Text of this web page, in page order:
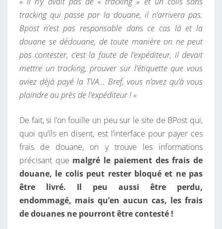
tracking qui passe par la douane, il n’arrivera pas.
Bpost n’est pas responsable dans ce cas là et la
douane se dédouane, de toute manière on ne peut
pas contester, c’est la faute de l’expéditeur, il devait
mettre un tracking, prouver sur l’étiquette que vous
aviez déjà payé la TVA… Bref, vous n’avez qu’à vous
plaindre au près de l’expéditeur ! »
De fait, si l’on fouille un peu sur le site de BPost qui,
quoi qu’ils en disent, est l’interface pour payer ces
frais de douane, on y trouve les informations
précisant que malgré le paiement des frais de
douane, le colis peut rester bloqué et ne pas
être livré. Il peu aussi être perdu,
endommagé, mais qu’en aucun cas, les frais
de douanes ne pourront être contesté !